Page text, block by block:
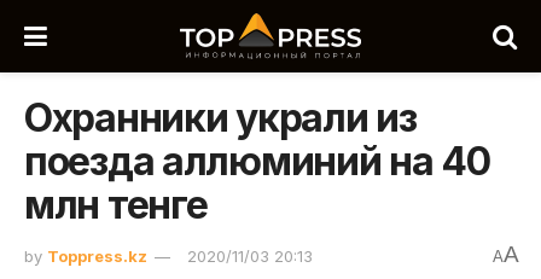
Охранники украли из
поезда аллюминий на 40
млн тенге
by Toppress.kz 2020/11/03 20:13 AA